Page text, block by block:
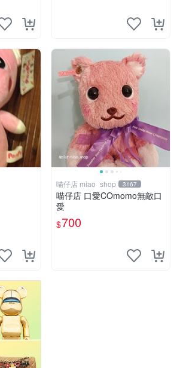
喵仔店 miao_shop 3167
喵仔店 口愛COmomo無敵口
愛
$700